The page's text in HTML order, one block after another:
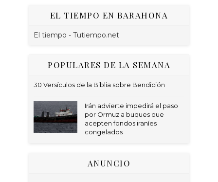
EL TIEMPO EN BARAHONA
El tiempo - Tutiempo.net
POPULARES DE LA SEMANA
30 Versículos de la Biblia sobre Bendición
Irán advierte impedirá el paso
por Ormuz a buques que
acepten fondos iraníes
congelados
ANUNCIO